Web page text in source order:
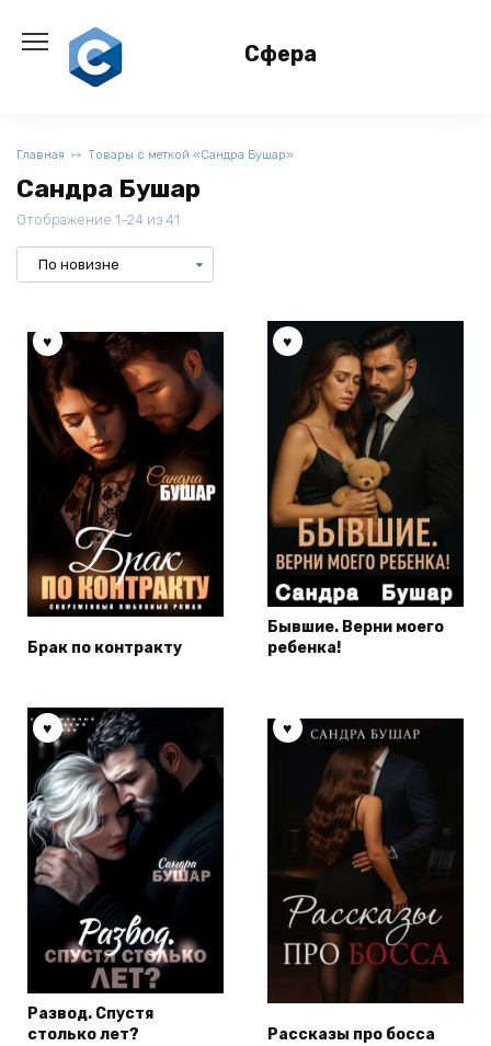
содержанию
Сфера
Главная Товары с меткой «Сандра Бушар»
Сандра Бушар
Отображение 1–24 из 41
Брак по контракту
Бывшие. Верни моего
ребенка!
Развод. Спустя
столько лет?
Рассказы про босса